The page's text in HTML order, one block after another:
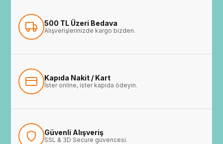
500 TL Üzeri Bedava
Alışverişlerinizde kargo bizden.
Kapıda Nakit / Kart
İster online, ister kapıda ödeyin.
Güvenli Alışveriş
SSL & 3D Secure güvencesi.